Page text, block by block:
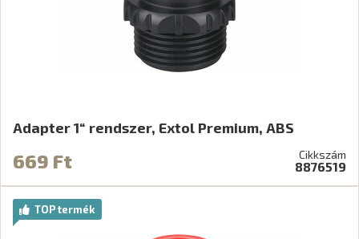
Adapter 1“ rendszer, Extol Premium, ABS
669 Ft Cikkszám
8876519
TOP termék